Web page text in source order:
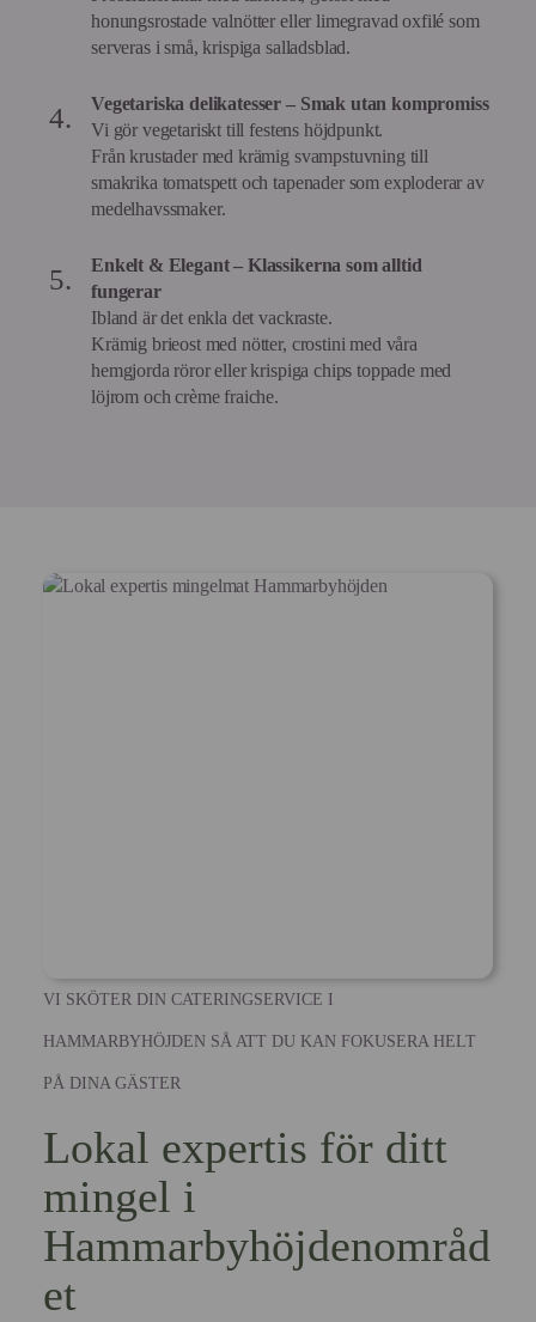
honungsrostade valnötter eller limegravad oxfilé som
serveras i små, krispiga salladsblad.
Vegetariska delikatesser – Smak utan kompromiss
Vi gör vegetariskt till festens höjdpunkt.
Från krustader med krämig svampstuvning till
smakrika tomatspett och tapenader som exploderar av
medelhavssmaker.
Enkelt & Elegant – Klassikerna som alltid
fungerar
Ibland är det enkla det vackraste.
Krämig brieost med nötter, crostini med våra
hemgjorda röror eller krispiga chips toppade med
löjrom och crème fraiche.
VI SKÖTER DIN CATERINGSERVICE I
HAMMARBYHÖJDEN SÅ ATT DU KAN FOKUSERA HELT
PÅ DINA GÄSTER
Lokal expertis för ditt
mingel i
Hammarbyhöjdenområd
et